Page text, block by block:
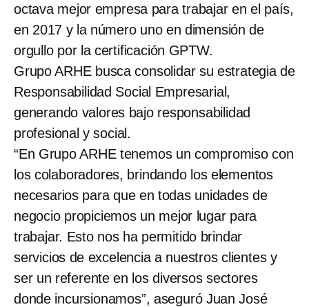
octava mejor empresa para trabajar en el país,
en 2017 y la número uno en dimensión de
orgullo por la certificación GPTW.
Grupo ARHE busca consolidar su estrategia de
Responsabilidad Social Empresarial,
generando valores bajo responsabilidad
profesional y social.
“En Grupo ARHE tenemos un compromiso con
los colaboradores, brindando los elementos
necesarios para que en todas unidades de
negocio propiciemos un mejor lugar para
trabajar. Esto nos ha permitido brindar
servicios de excelencia a nuestros clientes y
ser un referente en los diversos sectores
donde incursionamos”, aseguró Juan José